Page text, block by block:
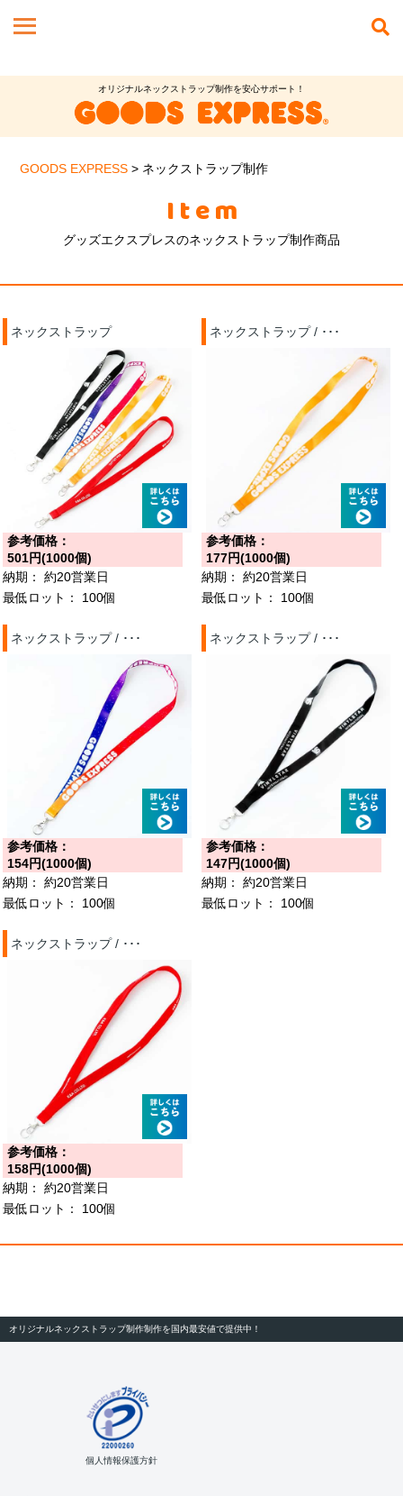
オリジナルネックストラップ制作を安心サポート！
GOODS EXPRESS > ネックストラップ制作
Item
グッズエクスプレスのネックストラップ制作商品
ネックストラップ
参考価格：
501円(1000個)
納期：
約20営業日
最低ロット：
100個
ネックストラップ / ･･･
参考価格：
177円(1000個)
納期：
約20営業日
最低ロット：
100個
ネックストラップ / ･･･
参考価格：
154円(1000個)
納期：
約20営業日
最低ロット：
100個
ネックストラップ / ･･･
参考価格：
147円(1000個)
納期：
約20営業日
最低ロット：
100個
ネックストラップ / ･･･
参考価格：
158円(1000個)
納期：
約20営業日
最低ロット：
100個
オリジナルネックストラップ制作制作を国内最安値で提供中！
個人情報保護方針